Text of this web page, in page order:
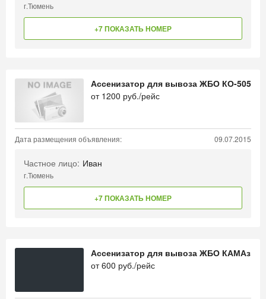
г.Тюмень
+7 ПОКАЗАТЬ НОМЕР
Ассенизатор для вывоза ЖБО КО-505
от 1200 руб./рейс
Дата размещения объявления: 09.07.2015
Частное лицо: Иван
г.Тюмень
+7 ПОКАЗАТЬ НОМЕР
Ассенизатор для вывоза ЖБО КАМАз
от600 руб./рейс